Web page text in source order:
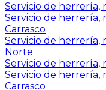
Servicio de herrería,
Servicio de herrería,
Carrasco
Servicio de herrería,
Norte
Servicio de herrería,
Servicio de herrería,
Carrasco